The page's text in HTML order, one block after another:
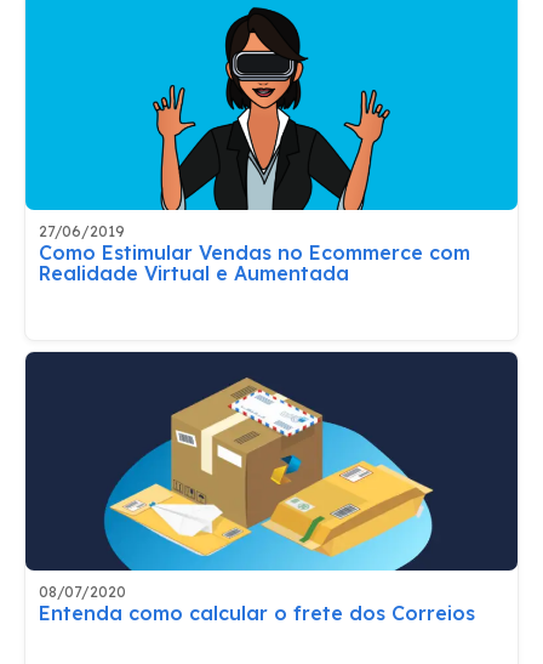
27/06/2019
Como Estimular Vendas no Ecommerce com
Realidade Virtual e Aumentada
08/07/2020
Entenda como calcular o frete dos Correios